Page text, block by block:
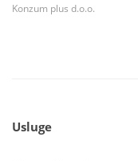
Konzum plus d.o.o.
Usluge